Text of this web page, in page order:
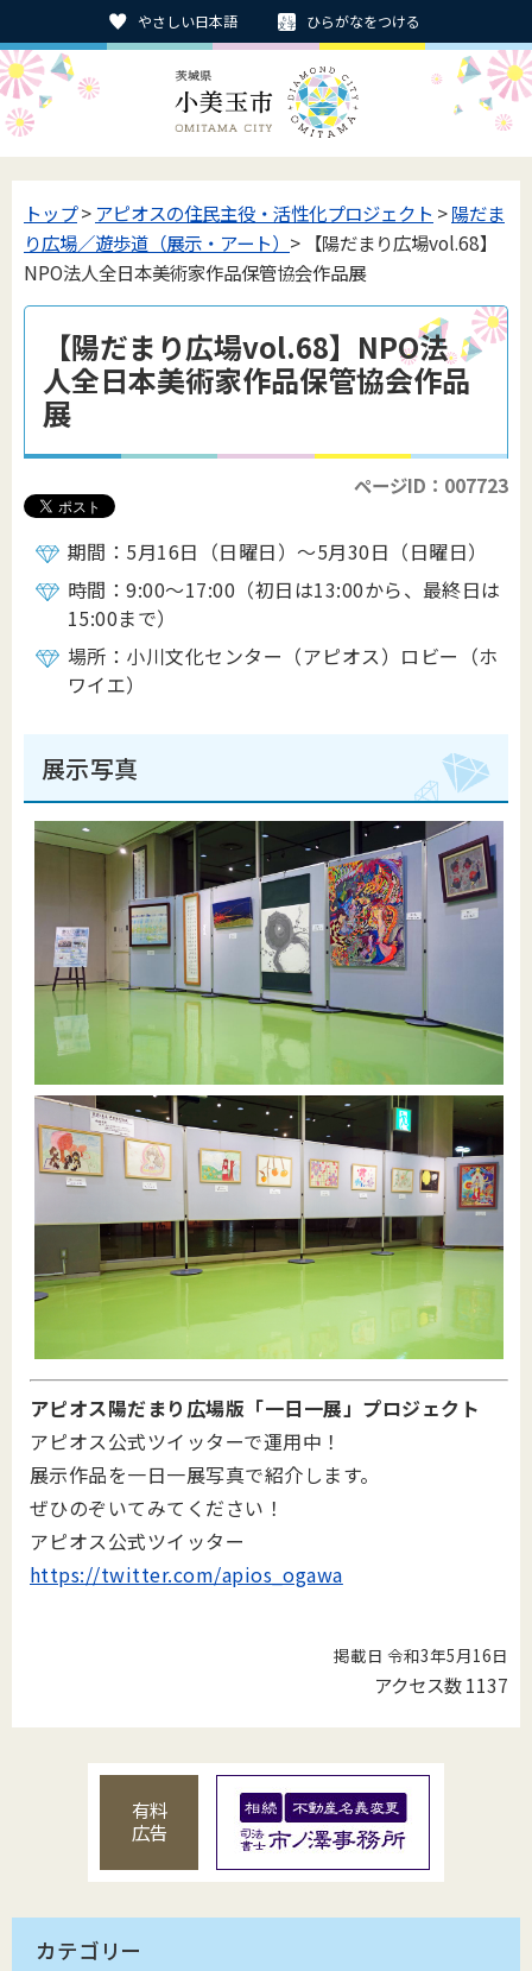
やさしい日本語 ひらがなをつける
トップ> アピオスの住民主役・活性化プロジェクト >陽だま
り広場／遊歩道（展示・アート） > 【陽だまり広場vol.68】
NPO法人全日本美術家作品保管協会作品展
【陽だまり広場vol.68】NPO法
人全日本美術家作品保管協会作品
展
ページID：007723
期間：5月16日（日曜日）～5月30日（日曜日）
時間：9:00～17:00（初日は13:00から、最終日は
15:00まで）
場所：小川文化センター（アピオス）ロビー（ホ
ワイエ）
展示写真
アピオス陽だまり広場版「一日一展」プロジェクト
アピオス公式ツイッターで運用中！
展示作品を一日一展写真で紹介します。
ぜひのぞいてみてください！
アピオス公式ツイッター
https://twitter.com/apios_ogawa
掲載日 令和3年5月16日
アクセス数1137
有料
広告
カテゴリー